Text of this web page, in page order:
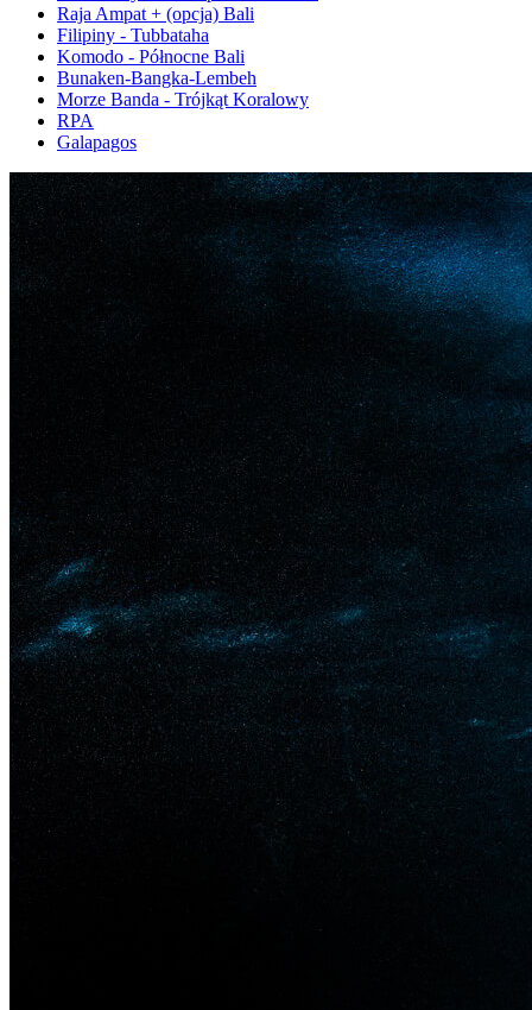
Raja Ampat + (opcja) Bali
Filipiny - Tubbataha
Komodo - Północne Bali
Bunaken-Bangka-Lembeh
Morze Banda - Trójkąt Koralowy
RPA
Galapagos